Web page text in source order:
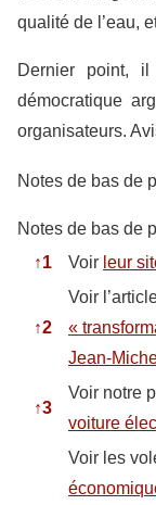
qualité de l’eau,
Dernier point, il
démocratique
organisateurs.
Notes de bas de
Notes de bas de
↑1 Voir leur
↑2
Voir
«
Jean-
↑3
Voir notre
voiture
Voir les